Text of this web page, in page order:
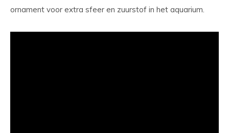
ornament voor extra sfeer en zuurstof in het aquarium.